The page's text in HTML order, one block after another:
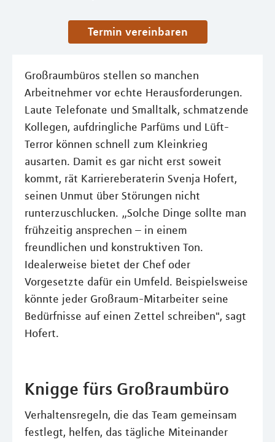
Termin vereinbaren
Großraumbüros stellen so manchen
Arbeitnehmer vor echte Herausforderungen.
Laute Telefonate und Smalltalk, schmatzende
Kollegen, aufdringliche Parfüms und Lüft-
Terror können schnell zum Kleinkrieg
ausarten. Damit es gar nicht erst soweit
kommt, rät Karriereberaterin Svenja Hofert,
seinen Unmut über Störungen nicht
runterzuschlucken. „Solche Dinge sollte man
frühzeitig ansprechen – in einem
freundlichen und konstruktiven Ton.
Idealerweise bietet der Chef oder
Vorgesetzte dafür ein Umfeld. Beispielsweise
könnte jeder Großraum-Mitarbeiter seine
Bedürfnisse auf einen Zettel schreiben", sagt
Hofert.
Knigge fürs Großraumbüro
Verhaltensregeln, die das Team gemeinsam
festlegt, helfen, das tägliche Miteinander